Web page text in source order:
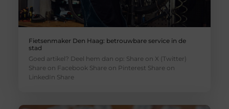
Fietsenmaker Den Haag: betrouwbare service in de
stad
Goed artikel? Deel hem dan op: Share on X (Twitter)
Share on Facebook Share on Pinterest Share on
LinkedIn Share